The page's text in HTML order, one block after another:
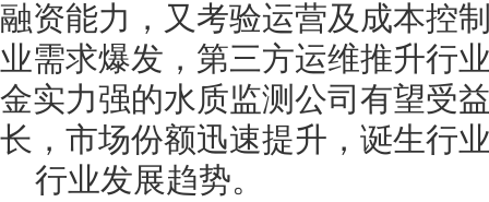
融资能力，又考验运营及成本控
业需求爆发，第三方运维推升行
金实力强的水质监测公司有望受
长，市场份额迅速提升，诞生行
行业发展趋势。